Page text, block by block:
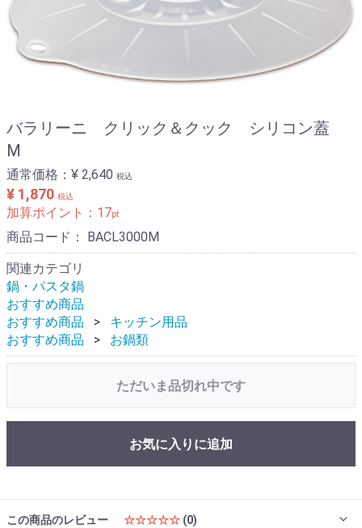
バラリーニ クリック＆クック シリコン蓋
M
通常価格： ¥ 2,640 税込
¥ 1,870 税込
加算ポイント： 17pt
商品コード： BACL3000M
関連カテゴリ
鍋・パスタ鍋
おすすめ商品
おすすめ商品
キッチン用品
おすすめ商品
お鍋類
ただいま品切れ中です
お気に入りに追加
この商品のレビュー ☆☆☆☆☆ (0)